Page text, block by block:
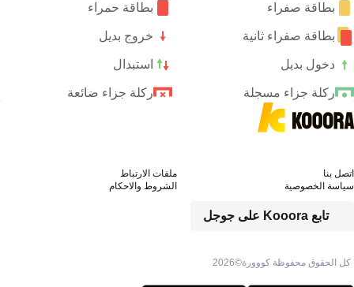
بطاقة صفراء بطاقة حمراء
بطاقة صفراء ثانية خروج بديل
دخول بديل استبدال
ركلة جزاء مسجلة ركلة جزاء ضائعة
كل الحقوق محفوظة كووورة©2026
تابع Kooora على جوجل
اتصل بنا
ملفات الارتباط
سياسة الخصوصية
الشروط والاحكام